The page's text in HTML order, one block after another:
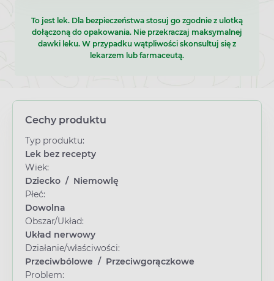
To jest lek. Dla bezpieczeństwa stosuj go zgodnie z ulotką
dołączoną do opakowania. Nie przekraczaj maksymalnej
dawki leku. W przypadku wątpliwości skonsultuj się z
lekarzem lub farmaceutą.
Cechy produktu
Typ produktu:
Lek bez recepty
Wiek:
Dziecko / Niemowlę
Płeć:
Dowolna
Obszar/Układ:
Układ nerwowy
Działanie/właściwości:
Przeciwbólowe / Przeciwgorączkowe
Problem: